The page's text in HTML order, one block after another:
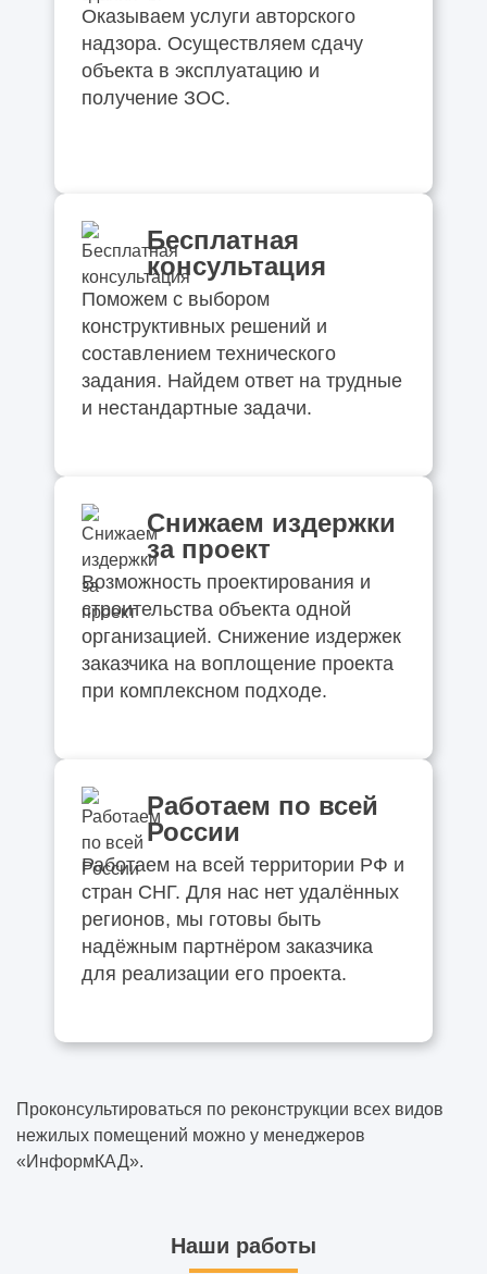
Оказываем услуги авторского
надзора. Осуществляем сдачу
объекта в эксплуатацию и
получение ЗОС.
Бесплатная
консультация
Поможем с выбором
конструктивных решений и
составлением технического
задания. Найдем ответ на трудные
и нестандартные задачи.
Снижаем издержки
за проект
Возможность проектирования и
строительства объекта одной
организацией. Снижение издержек
заказчика на воплощение проекта
при комплексном подходе.
Работаем по всей
России
Работаем на всей территории РФ и
стран СНГ. Для нас нет удалённых
регионов, мы готовы быть
надёжным партнёром заказчика
для реализации его проекта.
Проконсультироваться по реконструкции всех видов
нежилых помещений можно у менеджеров
«ИнформКАД».
Наши работы